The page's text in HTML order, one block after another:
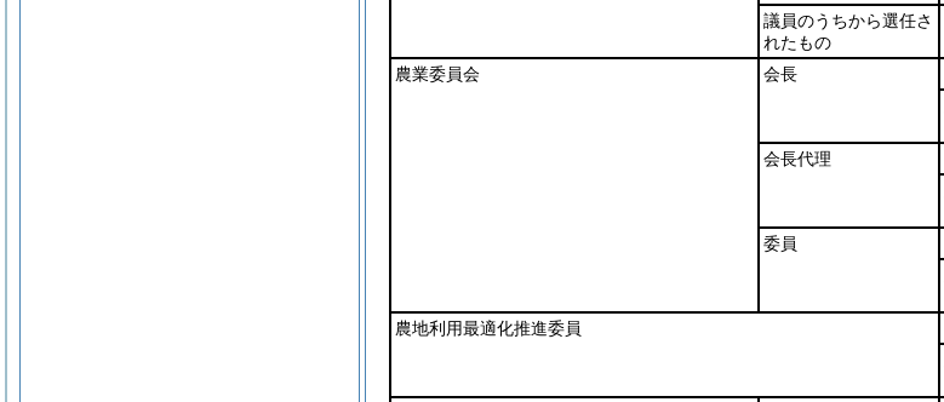
議員のうちから選任さ
れたもの
農業委員会 会長
会長代理
委員
農地利用最適化推進委員